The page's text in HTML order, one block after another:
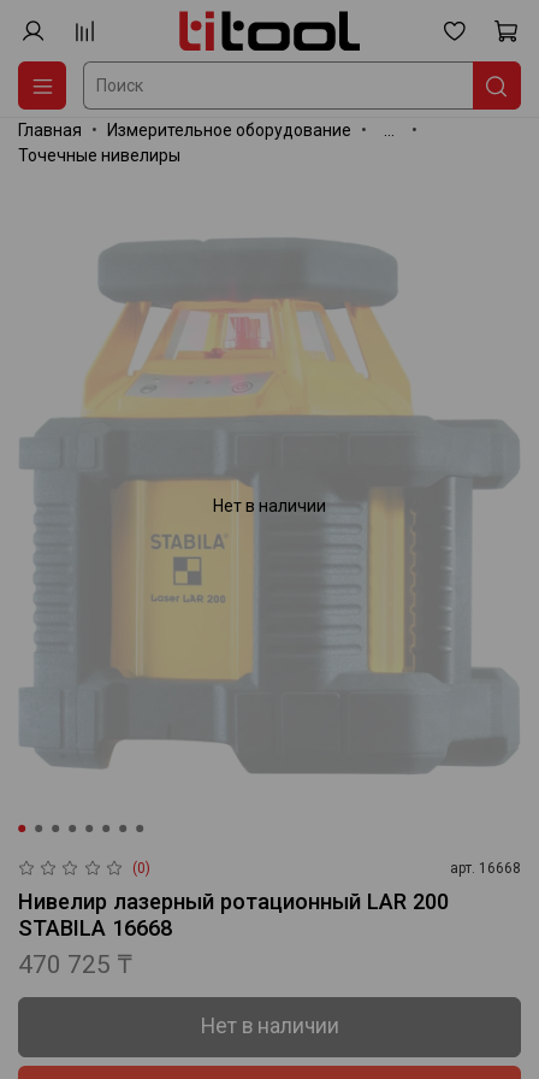
Главная Измерительное оборудование
Точечные нивелиры
Нет в наличии
(0) арт. 16668
Нивелир лазерный ротационный LAR 200
STABILA 16668
470 725 ₸
Нет в наличии